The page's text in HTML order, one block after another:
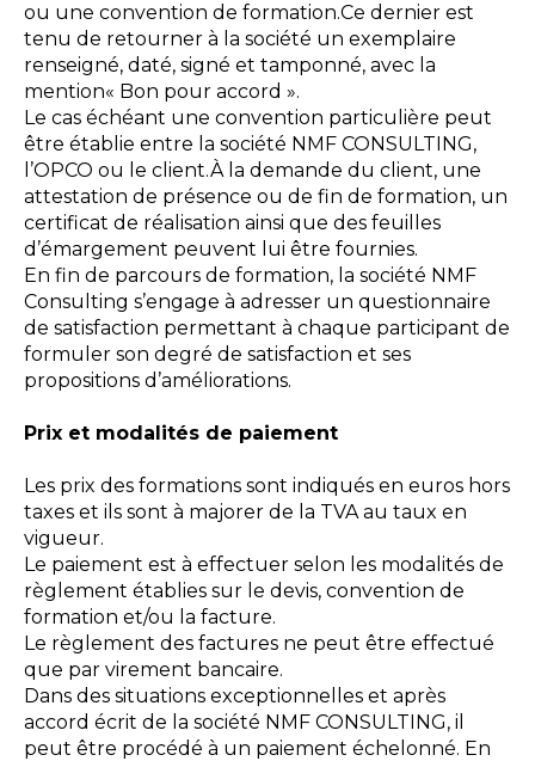
ou une convention de formation.Ce dernier est
tenu de retourner à la société un exemplaire
renseigné, daté, signé et tamponné, avec la
mention« Bon pour accord ».
Le cas échéant une convention particulière peut
être établie entre la société NMF CONSULTING,
l’OPCO ou le client.À la demande du client, une
attestation de présence ou de fin de formation, un
certificat de réalisation ainsi que des feuilles
d’émargement peuvent lui être fournies.
En fin de parcours de formation, la société NMF
Consulting s’engage à adresser un questionnaire
de satisfaction permettant à chaque participant de
formuler son degré de satisfaction et ses
propositions d’améliorations.
Prix et modalités de paiement
Les prix des formations sont indiqués en euros hors
taxes et ils sont à majorer de la TVA au taux en
vigueur.
Le paiement est à effectuer selon les modalités de
règlement établies sur le devis, convention de
formation et/ou la facture.
Le règlement des factures ne peut être effectué
que par virement bancaire.
Dans des situations exceptionnelles et après
accord écrit de la société NMF CONSULTING, il
peut être procédé à un paiement échelonné. En